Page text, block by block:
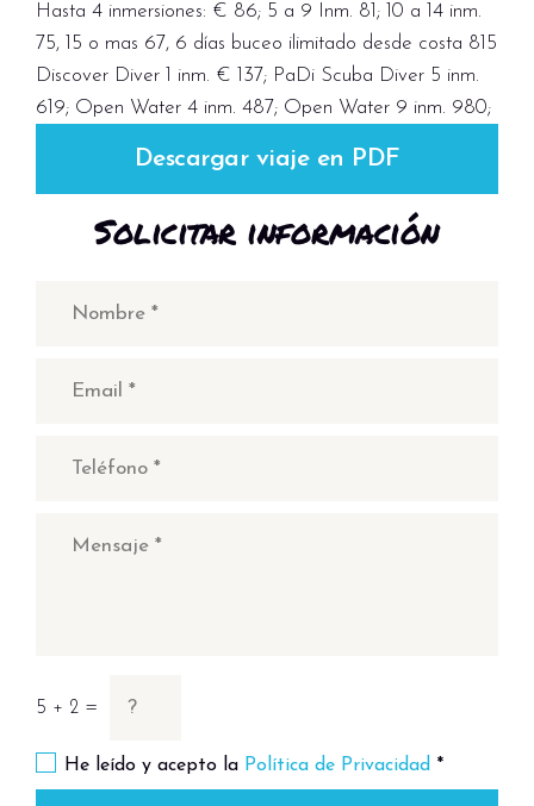
Hasta 4 inmersiones: € 86; 5 a 9 Inm. 81; 10 a 14 inm.
75, 15 o mas 67, 6 días buceo ilimitado desde costa 815
Discover Diver 1 inm. € 137; PaDi Scuba Diver 5 inm.
619; Open Water 4 inm. 487; Open Water 9 inm. 980;
Descargar viaje en PDF
Solicitar información
5 + 2 =
He leído y acepto la Política de Privacidad *